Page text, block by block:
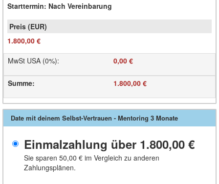
Starttermin: Nach Vereinbarung
1.800,00 €
MwSt USA (0%): 0,00 €
Summe: 1.800,00 €
Date mit deinem Selbst-Vertrauen - Mentoring 3 Monate
Einmalzahlung über 1.800,00 €
Sie sparen 50,00 € im Vergleich zu anderen
Zahlungsplänen.